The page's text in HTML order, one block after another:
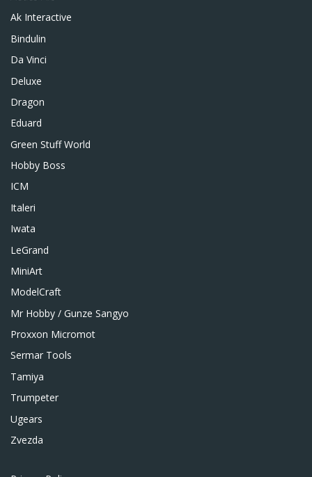
Ak Interactive
Bindulin
Da Vinci
Deluxe
Dragon
Eduard
Green Stuff World
Hobby Boss
ICM
Italeri
Iwata
LeGrand
MiniArt
ModelCraft
Mr Hobby / Gunze Sangyo
Proxxon Micromot
Sermar Tools
Tamiya
Trumpeter
Ugears
Zvezda